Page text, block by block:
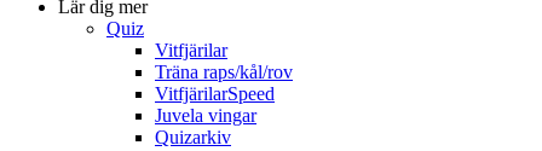
Lär dig mer
Quiz
Vitfjärilar
Träna raps/kål/rov
VitfjärilarSpeed
Juvela vingar
Quizarkiv